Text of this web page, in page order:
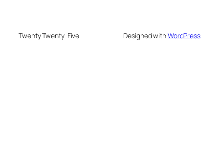
Twenty Twenty-Five Designed withWordPress